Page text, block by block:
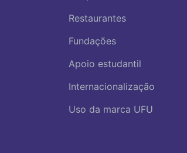
Restaurantes
Fundações
Apoio estudantil
Internacionalização
Uso da marca UFU